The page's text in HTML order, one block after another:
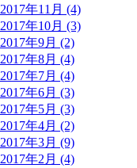
2017年11月 (4)
2017年10月 (3)
2017年9月 (2)
2017年8月 (4)
2017年7月 (4)
2017年6月 (3)
2017年5月 (3)
2017年4月 (2)
2017年3月 (9)
2017年2月 (4)